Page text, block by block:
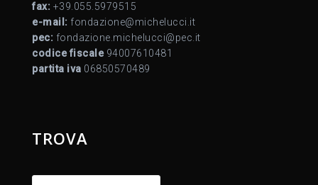
fax: +39.055.5979515
e-mail: fondazione@michelucci.it
pec: fondazione.michelucci@pec.it
codice fiscale94007610481
partita iva 06850570489
TROVA